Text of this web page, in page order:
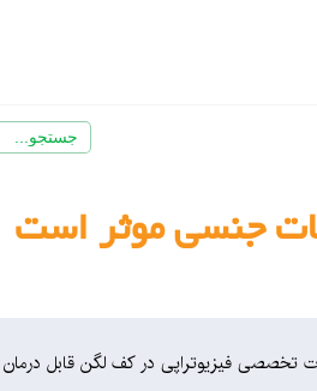
جنسی موثر است
تخصصی فیزیوتراپی در کف لگن قابل